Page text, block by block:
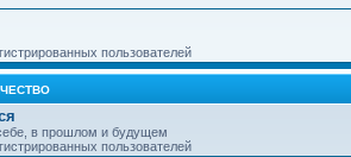
пользователей
в прошлом и будущем
пользователей